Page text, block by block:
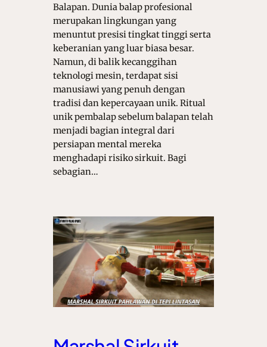
Balapan. Dunia balap profesional
merupakan lingkungan yang
menuntut presisi tingkat tinggi serta
keberanian yang luar biasa besar.
Namun, di balik kecanggihan
teknologi mesin, terdapat sisi
manusiawi yang penuh dengan
tradisi dan kepercayaan unik. Ritual
unik pembalap sebelum balapan telah
menjadi bagian integral dari
persiapan mental mereka
menghadapi risiko sirkuit. Bagi
sebagian…